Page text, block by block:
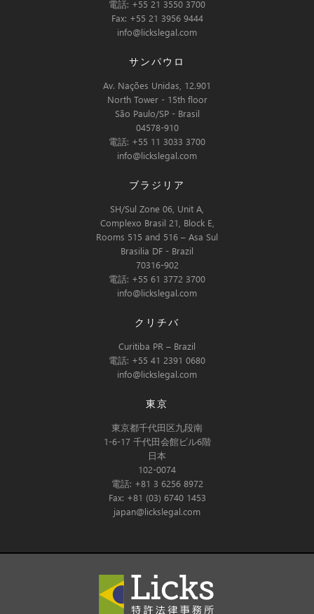
電話: +55 21 3550 3700
Fax: +55 21 3956 9444
info@lickslegal.com
サンパウロ
Av. Nações Unidas, 12.901
North Tower - 15th floor
São Paulo/SP - Brasil
04578-910
電話: +55 11 3033 3700
info@lickslegal.com
ブラジリア
SH/Sul Zone 06, Unit A,
Complexo Brasil 21, Block E,
Rooms 515 and 516 – Asa Sul
Brasilia DF - Brazil
70316-902
電話: +55 61 3772 3700
info@lickslegal.com
クリチバ
Curitiba PR – Brazil
電話: +55 41 2391 0680
info@lickslegal.com
東京
東京都千代田区九段南
1-6-17 千代田会館ビル6階
日本
102-0074
電話: +81 3 6256 8972
Fax: +81 (03) 6740 1453
japan@lickslegal.com